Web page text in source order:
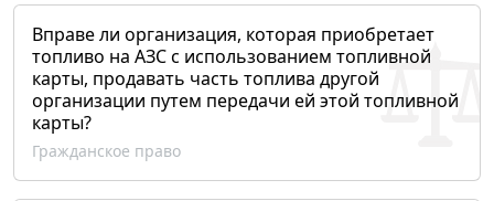
Вправе ли организация, которая приобретает
топливо на АЗС с использованием топливной
карты, продавать часть топлива другой
организации путем передачи ей этой топливной
карты?
Гражданское право